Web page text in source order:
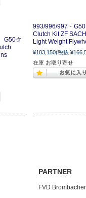
G50ク
993/996/997・
Clutch Kit ZF
Light Weight
¥183,150(税抜
在庫 お取り寄せ
PARTNER
FVD Brombacher